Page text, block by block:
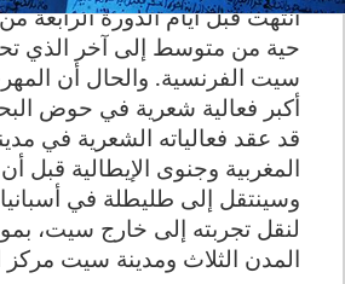
انتهت قبل أيام الدورة
حية من متوسط إلى آخر الذي
سيت الفرنسية. والحال أن
أكبر فعالية شعرية في حوض
قد عقد فعالياته الشعرية في
المغربية وجنوى الإيطالية
وسينتقل إلى طليطلة في
لنقل تجربته إلى خارج سيت،
المدن الثلاث ومدينة سيت مركز